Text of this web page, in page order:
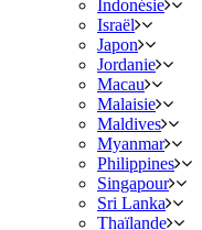
Indonésie
Israël
Japon
Jordanie
Macau
Malaisie
Maldives
Myanmar
Philippines
Singapour
Sri Lanka
Thaïlande